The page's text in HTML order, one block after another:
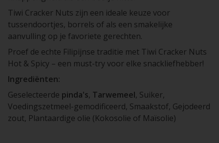
Tiwi Cracker Nuts zijn een ideale keuze voor
tussendoortjes, borrels of als een smakelijke
aanvulling op je favoriete gerechten.
Proef de echte Filipijnse traditie met Tiwi Cracker Nuts
Hot & Spicy – een must-try voor elke snackliefhebber!
Ingrediënten:
Geselecteerde pinda's, Tarwemeel, Suiker,
Voedingszetmeel-gemodificeerd, Smaakstof, Gejodeerd
zout, Plantaardige olie (Kokosolie of Maïsolie)